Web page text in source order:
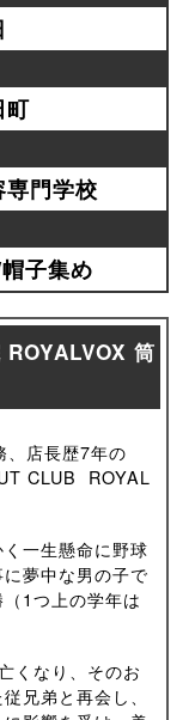
町
門学校
子集め
筒
、店長歴7年の
CLUB ROYAL
一生懸命に野球
夢中な男の子で
1つ上の学年は
くなり、そのお
兄弟と再会し、